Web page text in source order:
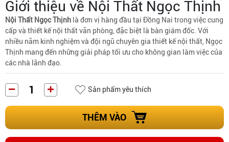
Giới thiệu về Nội Thất Ngọc Thịnh
Nội Thất Ngọc Thịnh là đơn vị hàng đầu tại Đồng Nai trong việc cung
cấp và thiết kế nội thất văn phòng, đặc biệt là bàn giám đốc. Với
nhiều năm kinh nghiệm và đội ngũ chuyên gia thiết kế nội thất, Ngọc
Thịnh mang đến những giải pháp tối ưu cho không gian làm việc của
các nhà lãnh đạo.
Sản phẩm yêu thích
THÊM VÀO